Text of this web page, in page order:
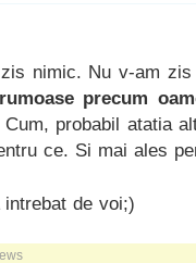
nimic. Nu v-am
precum
probabil atatia
ce. Si mai ales
de voi;)